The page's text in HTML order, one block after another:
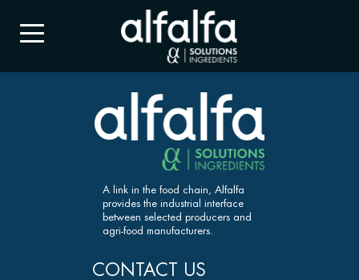
A link in the food chain, Alfalfa
provides the industrial interface
between selected producers and
agri-food manufacturers.
CONTACT US